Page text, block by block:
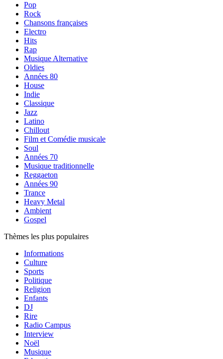
Pop
Rock
Chansons françaises
Electro
Hits
Rap
Musique Alternative
Oldies
Années 80
House
Indie
Classique
Jazz
Latino
Chillout
Film et Comédie musicale
Soul
Années 70
Musique traditionnelle
Reggaeton
Années 90
Trance
Heavy Metal
Ambient
Gospel
Thèmes les plus populaires
Informations
Culture
Sports
Politique
Religion
Enfants
DJ
Rire
Radio Campus
Interview
Noël
Musique